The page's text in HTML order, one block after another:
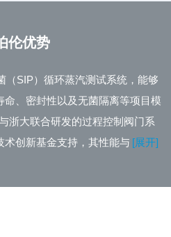
伦优势
（SIP）循环蒸汽测试系统，能够
、密封性以及无菌隔离等项目模
浙大联合研发的过程控制阀门系
创新基金支持，其性能与国外同
阀门密封件的制造商之一。4.凭
[展开]